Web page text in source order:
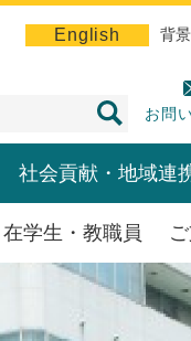
English 背
お問
社会貢献・地域連
在学生・教職員